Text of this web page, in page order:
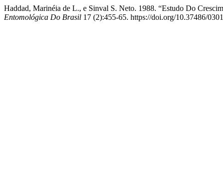
Haddad, Marinéia de L., e Sinval S. Neto. 1988. “Estudo Do
Entomológica Do Brasil 17 (2):455-65. https://doi.org/10.37486/